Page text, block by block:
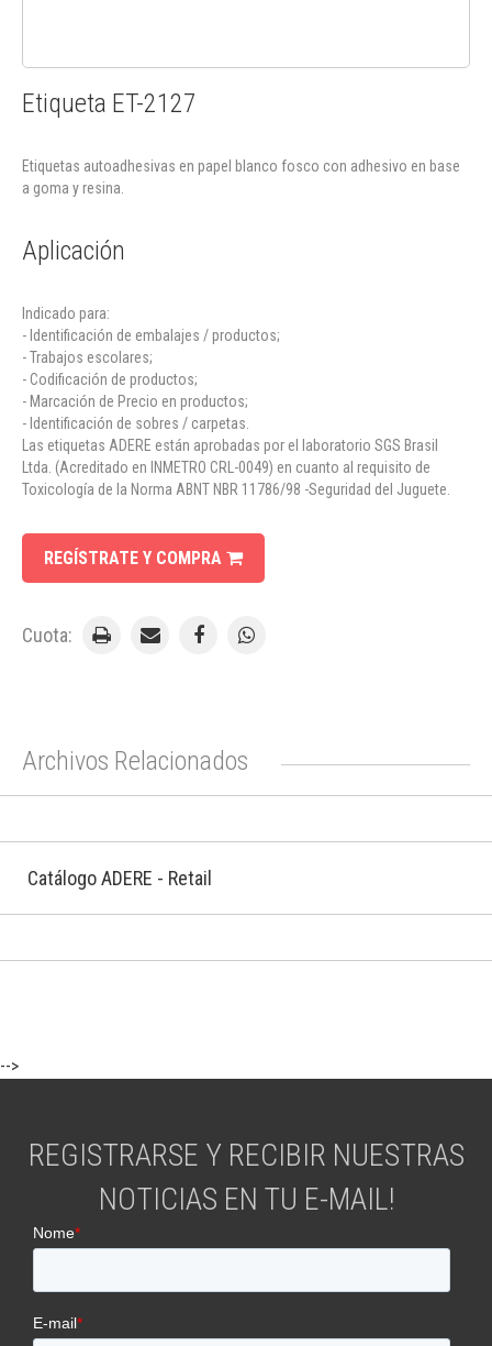
Etiqueta ET-2127
Etiquetas autoadhesivas en papel blanco fosco con adhesivo en base
a goma y resina.
Aplicación
Indicado para:
- Identificación de embalajes / productos;
- Trabajos escolares;
- Codificación de productos;
- Marcación de Precio en productos;
- Identificación de sobres / carpetas.
Las etiquetas ADERE están aprobadas por el laboratorio SGS Brasil
Ltda. (Acreditado en INMETRO CRL-0049) en cuanto al requisito de
Toxicología de la Norma ABNT NBR 11786/98 -Seguridad del Juguete.
REGÍSTRATE Y COMPRA
Cuota:
Archivos Relacionados
Catálogo ADERE - Retail
-->
REGISTRARSE Y RECIBIR NUESTRAS
NOTICIAS EN TU E-MAIL!